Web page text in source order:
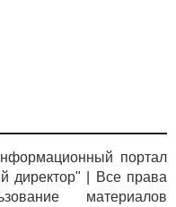
портал
директор" | Все права
материалов